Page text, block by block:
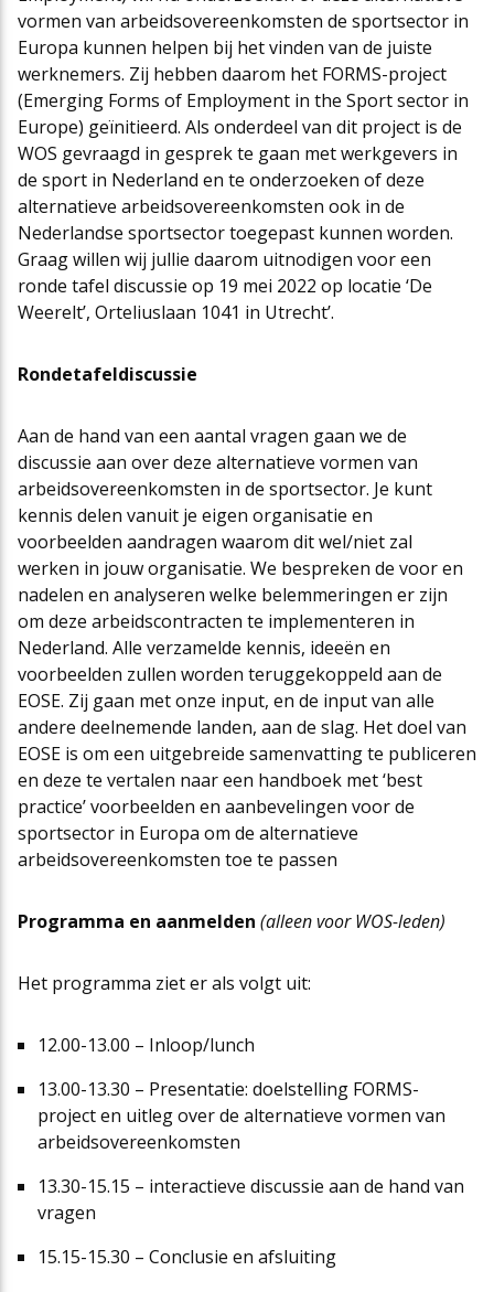
vormen van arbeidsovereenkomsten de sportsector in
Europa kunnen helpen bij het vinden van de juiste
werknemers. Zij hebben daarom het FORMS-project
(Emerging Forms of Employment in the Sport sector in
Europe) geïnitieerd. Als onderdeel van dit project is de
WOS gevraagd in gesprek te gaan met werkgevers in
de sport in Nederland en te onderzoeken of deze
alternatieve arbeidsovereenkomsten ook in de
Nederlandse sportsector toegepast kunnen worden.
Graag willen wij jullie daarom uitnodigen voor een
ronde tafel discussie op 19 mei 2022 op locatie ‘De
Weerelt’, Orteliuslaan 1041 in Utrecht’.
Rondetafeldiscussie
Aan de hand van een aantal vragen gaan we de
discussie aan over deze alternatieve vormen van
arbeidsovereenkomsten in de sportsector. Je kunt
kennis delen vanuit je eigen organisatie en
voorbeelden aandragen waarom dit wel/niet zal
werken in jouw organisatie. We bespreken de voor en
nadelen en analyseren welke belemmeringen er zijn
om deze arbeidscontracten te implementeren in
Nederland. Alle verzamelde kennis, ideeën en
voorbeelden zullen worden teruggekoppeld aan de
EOSE. Zij gaan met onze input, en de input van alle
andere deelnemende landen, aan de slag. Het doel van
EOSE is om een uitgebreide samenvatting te publiceren
en deze te vertalen naar een handboek met ‘best
practice’ voorbeelden en aanbevelingen voor de
sportsector in Europa om de alternatieve
arbeidsovereenkomsten toe te passen
Programma en aanmelden (alleen voor WOS-leden)
Het programma ziet er als volgt uit:
12.00-13.00 – Inloop/lunch
13.00-13.30 – Presentatie: doelstelling FORMS-
project en uitleg over de alternatieve vormen van
arbeidsovereenkomsten
13.30-15.15 – interactieve discussie aan de hand van
vragen
15.15-15.30 – Conclusie en afsluiting